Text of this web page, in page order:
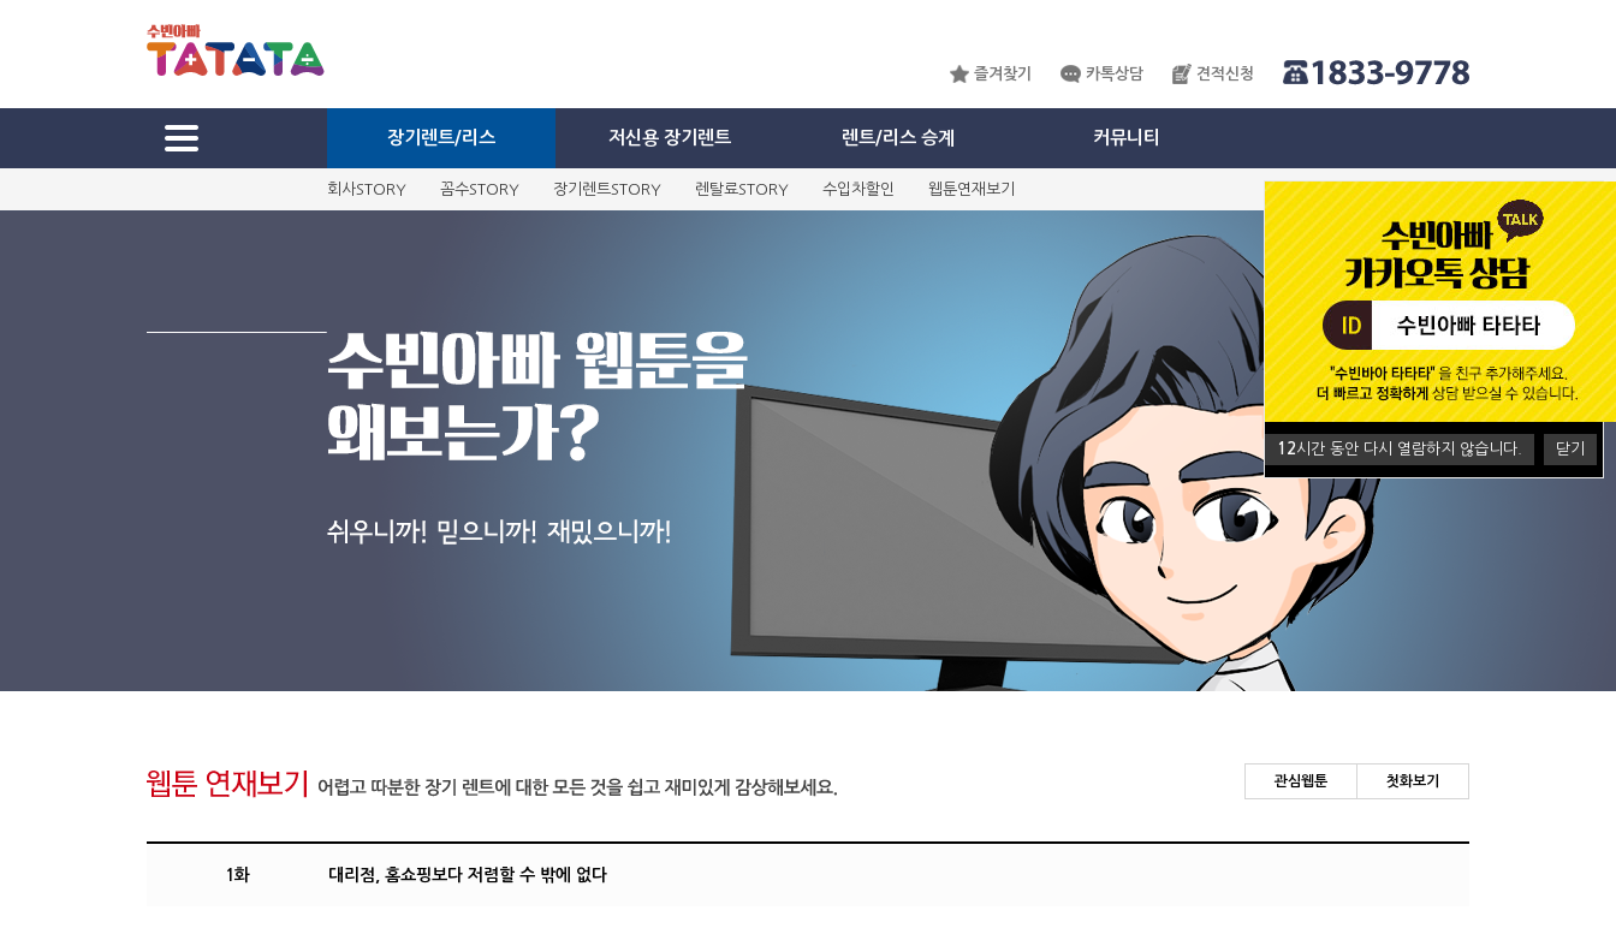
12시간 동안 다시 열람하지 않습니다. 닫기
즐겨찾기 카톡상담 견적신청
장기렌트/리스 저신용 장기렌트 렌트/리스 승계 커뮤니티
회사STORY 꼼수STORY 장기렌트STORY 렌탈료STORY 수입차할인 웹툰연재보기
관심웹툰 첫화보기
1화 대리점, 홈쇼핑보다 저렴할 수 밖에 없다